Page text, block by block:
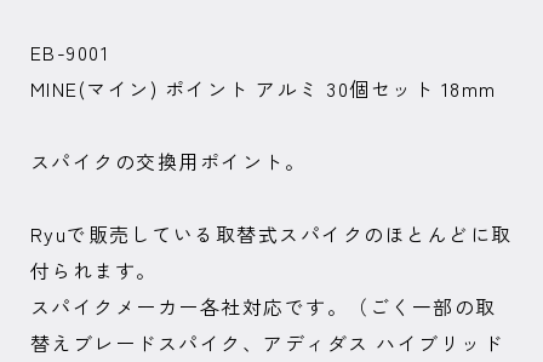
EB-9001
MINE(マイン) ポイント アルミ 30個セット 18mm
スパイクの交換用ポイント。
Ryuで販売している取替式スパイクのほとんどに取
付られます。
スパイクメーカー各社対応です。（ごく一部の取
替えブレードスパイク、アディダス ハイブリッド